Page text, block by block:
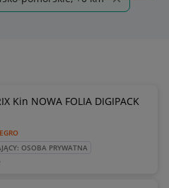
Kin NOWA FOLIA DIGIPACK
OSOBA PRYWATNA